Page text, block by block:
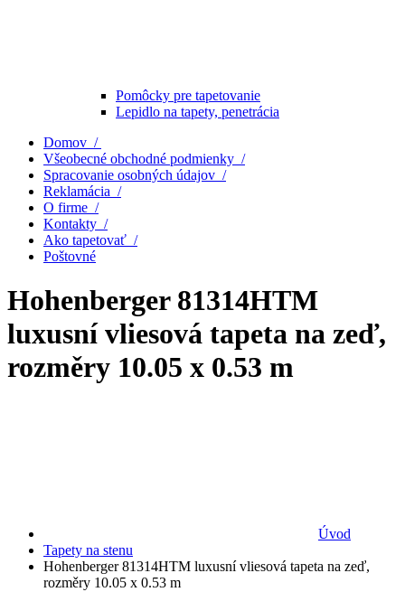
Pomôcky pre tapetovanie
Lepidlo na tapety, penetrácia
Domov /
Všeobecné obchodné podmienky /
Spracovanie osobných údajov /
Reklamácia /
O firme /
Kontakty /
Ako tapetovať /
Poštovné
Hohenberger 81314HTM
luxusní vliesová tapeta na zeď,
rozměry 10.05 x 0.53 m
Úvod
Tapety na stenu
Hohenberger 81314HTM luxusní vliesová tapeta na zeď,
rozměry 10.05 x 0.53 m